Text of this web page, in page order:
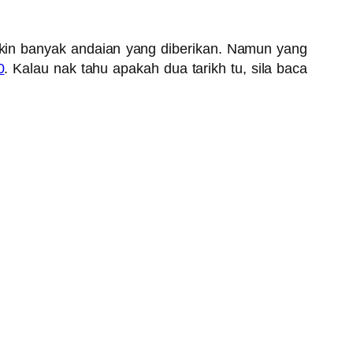
banyak andaian yang diberikan. Namun yang
. Kalau nak tahu apakah dua tarikh tu, sila baca